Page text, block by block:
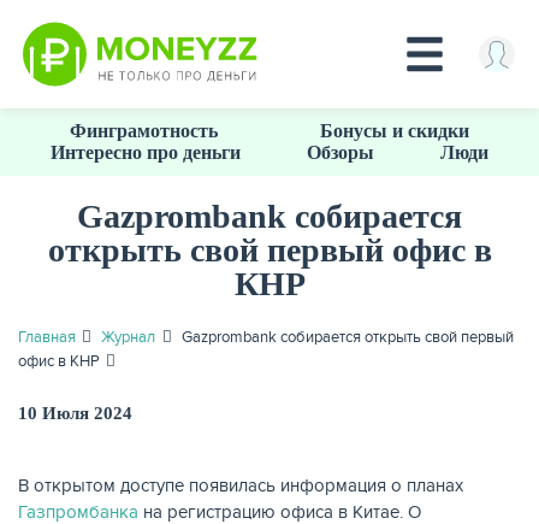
основному
содержанию
КРЕДИТЫ
Финграмотность
Бонусы и скидки
Интересно про деньги
Обзоры Люди
Gazprombank собирается
открыть свой первый офис в
КНР
Главная Журнал
Gazprombank собирается открыть свой первый
офис в КНР
10 Июля 2024
В открытом доступе появилась информация о планах
Газпромбанка на регистрацию офиса в Китае. О